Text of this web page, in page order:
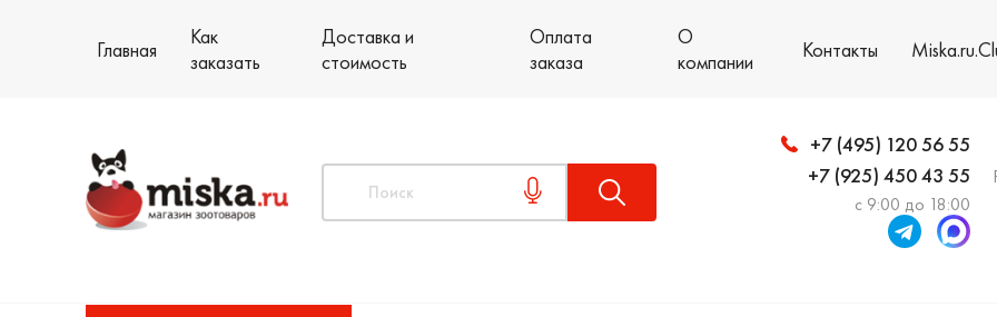
Главная
Как
заказать
Доставка и
стоимость
Оплата
заказа
О
компании
Контакты
+7 (495) 120 56 55
+7 (925) 450 43 55
с 9:00 до 18:00